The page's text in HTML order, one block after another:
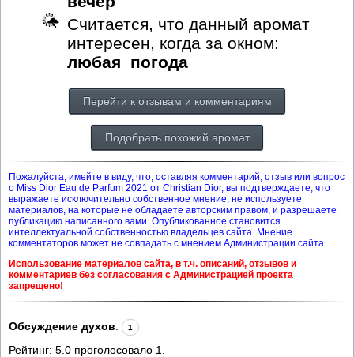
Считается, что данный аромат
интересен, когда за окном:
любая_погода
Перейти к отзывам и комментариям
Подобрать похожий аромат
Пожалуйста, имейте в виду, что, оставляя комментарий, отзыв или вопрос
о Miss Dior Eau de Parfum 2021 от Christian Dior, вы подтверждаете, что
выражаете исключительно собственное мнение, не используете
материалов, на которые не обладаете авторским правом, и разрешаете
публикацию написанного вами. Опубликованное становится
интеллектуальной собственностью владельцев сайта. Мнение
комментаторов может не совпадать с мнением Администрации сайта.
Использование материалов сайта, в т.ч. описаний, отзывов и
комментариев без согласования с Администрацией проекта
запрещено!
Обсуждение духов: 1
Рейтинг: 5.0 проголосовало 1